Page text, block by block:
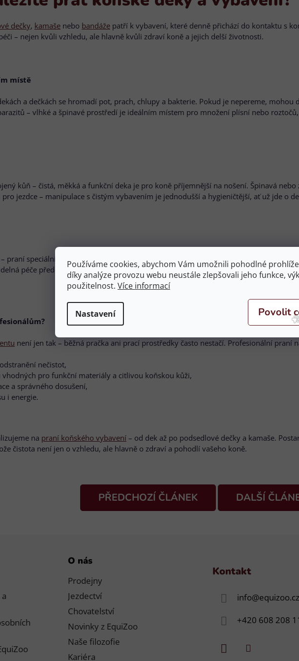
Používáme cookies, abychom Vám umožnili pohodlné
díky analýze provozu webu neustále zlepšovali jeho funkce,
použitelnost. Více informací
Nastavení
dečky, kamaše nebo bandáže patří k vybavení, které denně přichází do kontaktu s
– nejen kvůli vzhledu, ale hlavně kvůli zdraví koně a jejich delší životnosti.
místě
a dečkách se hromadí pot, prach, chlupy a bakterie. Pokud je nepereme,
– vlhké a špinavé prostředí je ideálním místem pro množení plísní nebo
kůň – čistá, měkká a funkční deka je pro koně příjemnější na nošení. Špinavá
jezdce – manipulace s čistým vybavením je jednodušší a hygieničtější, ať už jde o
praní speciálními prostředky obnovuje prodyšnost a vodoodpudivost funkčních
péče předchází zatvrdnutí látky, lámání švů a znehodnocení výplní. Díky
není jen tak – běžná pračka ani prací prostředky často nestačí. Profesionální praní
nečistot,
pro funkční materiály a citlivou koňskou kůži,
a správného dosušení,
i energie.
na praní koňského vybavení – od dek až po podsedlové dečky a kamaše.
čistota není jen o vzhledu, ale hlavně o zdraví a pohodlí vašeho koně.
PŘEDCHOZÍ ČLÁNEK DALŠÍ
O nás
Prodejny
Jezdectví
Chovatelství
Novinky z EquiZoo
Naše filozofie
Kariéra
Kontakt
info@equizoo.cz
+420 608 208